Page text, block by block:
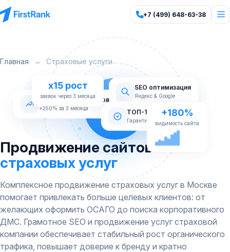
+7 (499) 648-63-38
Главная → Страховые услуги
Продвижение сайтов
страховых услуг
Комплексное продвижение страховых услуг в Москве
помогает привлекать больше целевых клиентов: от
желающих оформить ОСАГО до поиска корпоративного
ДМС. Грамотное SEO и продвижение услуг страховой
компании обеспечивает стабильный рост органического
трафика, повышает доверие к бренду и кратно
SEO оптимизация
Яндекс & Google
Рост продаж полисов
+250% за 3 месяца ТОП-10 Яндекс
Гарантия по договору
x15 рост
заявок через 3 месяца
+180%
видимость сайта